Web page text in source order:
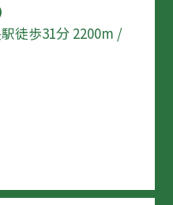
徒歩31分 2200m /